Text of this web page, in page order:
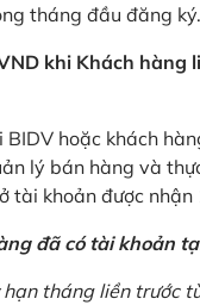
tháng đầu đăng ký.
khi Khách hàng
BIDV hoặc khách
lý bán hàng và
tài khoản được nhận
đã có tài khoản
tháng liền trước